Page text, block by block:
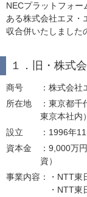
NECプラットフォ
ある株式会社エヌ・
収合併いたしました
１．旧・株式
商号
：株式会社
所在地
：東京都
東京本社内）
設立
：1996年
資本金
：9,000万
資）
事業内容 ：・NTT
・NTT東